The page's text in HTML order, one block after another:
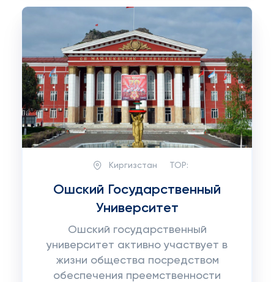
Киргизстан TOP:
Ошский Государственный
Университет
Ошский государственный
университет активно участвует в
жизни общества посредством
обеспечения преемственности